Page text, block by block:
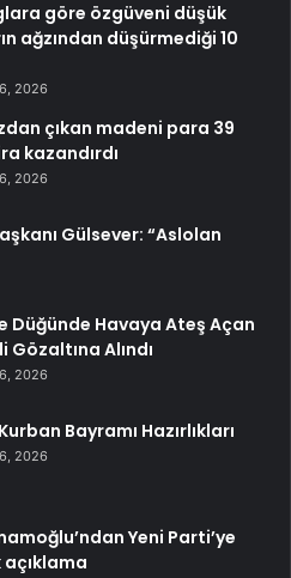
göre özgüveni düşük
ağzından düşürmediği 10
2026
çıkan madeni para 39
kazandırdı
2026
Gülsever: “Aslolan
Düğünde Havaya Ateş Açan
Gözaltına Alındı
2026
Bayramı Hazırlıkları
2026
Yeni Parti’ye